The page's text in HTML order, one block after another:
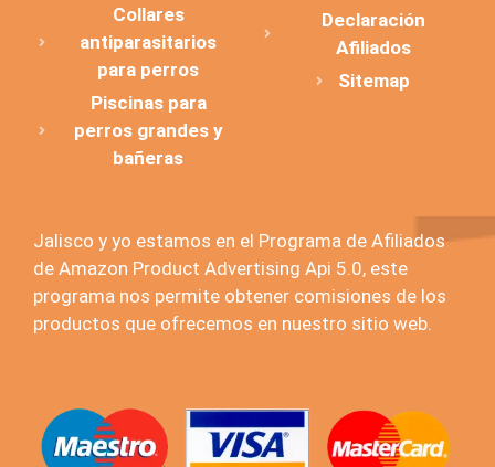
Collares
antiparasitarios
para perros
Piscinas para
perros grandes y
bañeras
Declaración
Afiliados
Sitemap
Jalisco y yo estamos en el Programa de Afiliados
de Amazon Product Advertising Api 5.0, este
programa nos permite obtener comisiones de los
productos que ofrecemos en nuestro sitio web.